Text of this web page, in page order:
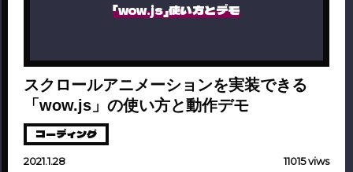
「wow.js」使い方とデモ
スクロールアニメーションを実装できる
「wow.js」の使い方と動作デモ
コーディング
2021.1.28 11015 viws